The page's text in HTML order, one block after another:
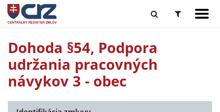
Dohoda §54, Podpora
udržania pracovných
návykov 3 - obec